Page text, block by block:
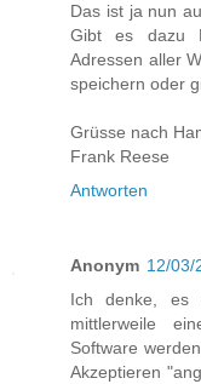
Das ist ja nun
Gibt es dazu
Adressen aller
speichern oder
Grüsse nach
Frank Reese
Antworten
Anonym 12/03/
Ich denke, es
mittlerweile
Software
Akzeptieren